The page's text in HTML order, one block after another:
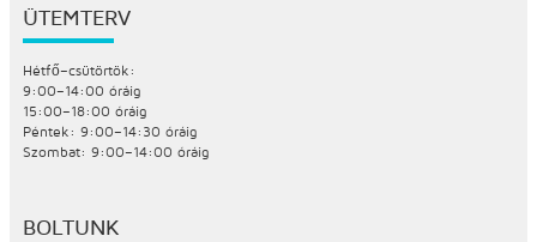
ÜTEMTERV
Hétfő–csütörtök:
9:00–14:00 óráig
15:00–18:00 óráig
Péntek: 9:00–14:30 óráig
Szombat: 9:00–14:00 óráig
BOLTUNK